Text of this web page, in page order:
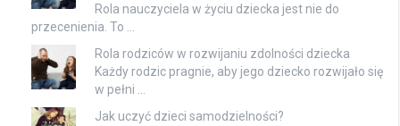
Rola nauczyciela w życiu dziecka jest nie do
przecenienia. To …
Rola rodziców w rozwijaniu zdolności dziecka
Każdy rodzic pragnie, aby jego dziecko rozwijało się
w pełni …
Jak uczyć dzieci samodzielności?